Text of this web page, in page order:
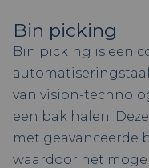
Bin picking
Bin picking is een
van vision-
een bak halen.
met geavanceerde
waardoor het